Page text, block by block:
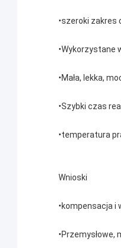
•szeroki zakres
•Wykorzystane
•Mała, lekka,
•Szybki czas
•temperatura
Wnioski
•kompensacja i